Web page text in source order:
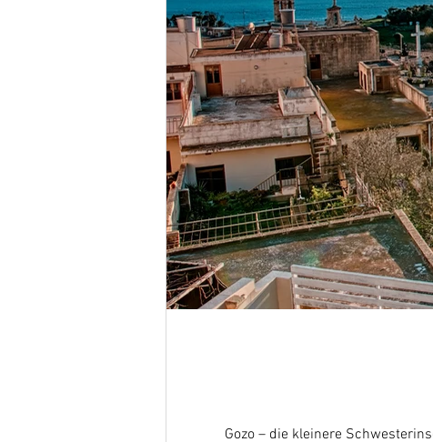
Gozo – die kleinere